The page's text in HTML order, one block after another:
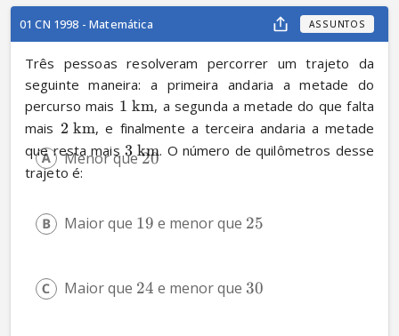
01 CN 1998 - Matemática ASSUNTOS
Três pessoas resolveram percorrer um trajeto da
seguinte maneira: a primeira andaria a metade do
percurso mais 1 km, a segunda a metade do que falta
mais 2 km, e finalmente a terceira andaria a metade
que resta mais 3km. O número de quilômetros desse
trajeto é:
Menor que 20
Maior que 19 e menor que 25
Maior que 24 e menor que 30